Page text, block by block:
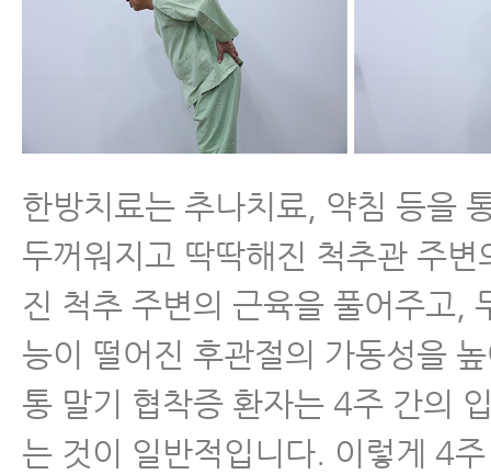
- 허리협착증의 진행을 막는 8가
히 2편 - 증상이 악화됐다면 원인
- 추간공협착증이 진짜 척추관협
더 쉬운 이유
- 척추전방전위증을 동반한 척추
이 치료하는 방법
- 척추협착증 치료받을 때 뭘 믿고
요?
- 허리디스크와 협착증이 같이 있
협착증이 아닐 가능성이 매우 높
한방치료는 추나치료, 약침 등을
두꺼워지고 딱딱해진 척추관 주변
진 척추 주변의 근육을 풀어주고,
능이 떨어진 후관절의 가동성을
통 말기 협착증 환자는 4주 간의
는 것이 일반적입니다. 이렇게 4